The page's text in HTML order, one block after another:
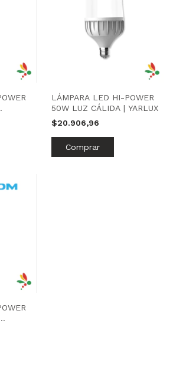
LÁMPARA LED HI-POWER
50W LUZ CÁLIDA | YARLUX
$20.906,96